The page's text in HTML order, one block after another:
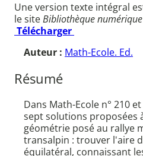
Une version texte intégral
le siteBibliothèque numérique
Télécharger
Auteur : Math-Ecole. Ed.
Résumé
Dans Math-Ecole n° 210
sept solutions proposées
géométrie posé au rallye
transalpin : trouver l'aire
équilatéral, connaissant